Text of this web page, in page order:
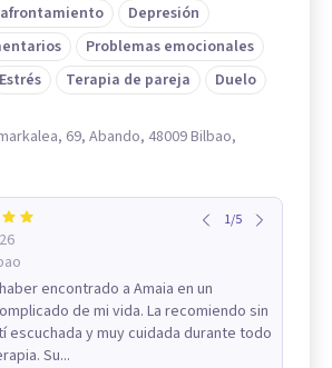
Depresión
Problemas emocionales
Estrés Terapia de pareja Duelo
69, Abando, 48009 Bilbao,
1/5
encontrado a Amaia en un
de mi vida. La recomiendo sin
escuchada y muy cuidada durante todo
Su...